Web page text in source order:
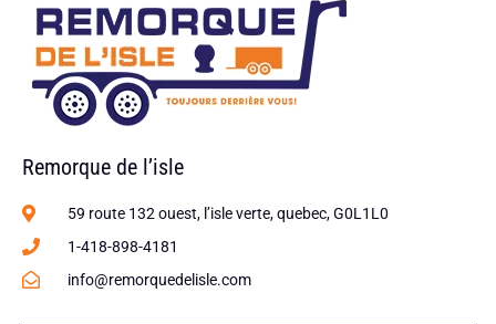
Remorque de l’isle
59 route 132 ouest, l’isle verte, quebec, G0L1L0
1-418-898-4181
info@remorquedelisle.com